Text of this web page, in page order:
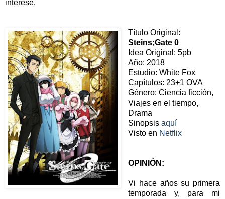
interese.
Título Original:
Steins;Gate 0
Idea Original: 5pb
Año: 2018
Estudio: White Fox
Capítulos: 23+1 OVA
Género: Ciencia ficción,
Viajes en el tiempo,
Drama
Sinopsisaquí
Visto en Netflix
OPINIÓN:
Vi hace años su primera
temporada y, para mi